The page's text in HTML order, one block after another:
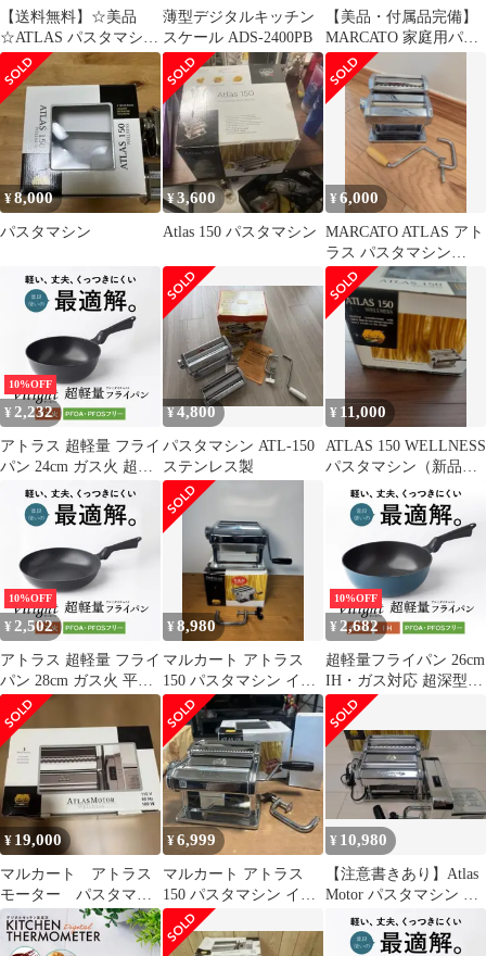
【送料無料】☆美品
☆ATLAS パスタマシー
ン イタリア製
MOD.150 ［764-351-
1000_0705］
薄型デジタルキッチン
スケール ADS-2400PB
【美品・付属品完備】
MARCATO 家庭用パス
タマシーン ATLAS
¥8,000
パスタマシン
¥3,600
Atlas 150 パスタマシン
¥6,000
MARCATO ATLAS アト
ラス パスタマシン
150mm - DELUXE
10%OFF
¥ 2,232
アトラス 超軽量 フライ
パン 24cm ガス火 超深
型 軽い 焦げ付かない
炒め鍋 高熱効率 ダイキ
ン Silkware シルクウェ
ア アルミダイキャスト
鋳物 耐久性コーティン
グ PFOA PFOS フリー
Vilight ブラック FRP-
SD24V
¥4,800
パスタマシン ATL-150
ステンレス製
¥ 11,000
ATLAS 150 WELLNESS
パスタマシン（新品未
使用）
10%OFF
¥ 2,502
アトラス 超軽量 フライ
パン 28cm ガス火 平型
軽い 焦げ付かない 炒め
鍋 高熱効率 ダイキン
Silkware シルクウェア
アルミダイキャスト 鋳
物 耐久性コーティング
PFOA PFOS フリー
Vilight ブラック FRP-
28V
¥8,980
マルカート アトラス
150 パスタマシン イタ
リア製 MARCATO
10%OFF
¥ 2,682
超軽量フライパン 26cm
IH・ガス対応 超深型
軽々持てる 焦げ付かな
い 炒め鍋 くっつかない
アルミダイキャスト 鋳
物 耐久性コーティング
PFOA PFOS フリー
FRP-ISD26V
¥ 19,000
マルカート アトラス
モーター パスタマシ
ン
¥6,999
マルカート アトラス
150 パスタマシン イタ
リア製 MARCATO
¥ 10,980
【注意書きあり】Atlas
Motor パスタマシン シ
ルバー AC電源